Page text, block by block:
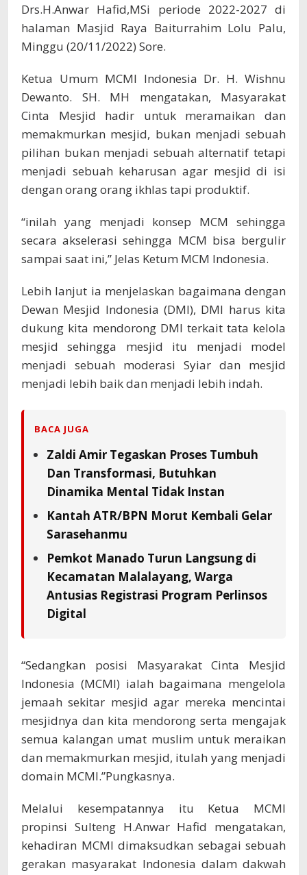
Drs.H.Anwar Hafid,MSi periode 2022-2027 di
halaman Masjid Raya Baiturrahim Lolu Palu,
Minggu (20/11/2022) Sore.
Ketua Umum MCMI Indonesia Dr. H. Wishnu
Dewanto. SH. MH mengatakan, Masyarakat
Cinta Mesjid hadir untuk meramaikan dan
memakmurkan mesjid, bukan menjadi sebuah
pilihan bukan menjadi sebuah alternatif tetapi
menjadi sebuah keharusan agar mesjid di isi
dengan orang orang ikhlas tapi produktif.
“inilah yang menjadi konsep MCM sehingga
secara akselerasi sehingga MCM bisa bergulir
sampai saat ini,” Jelas Ketum MCM Indonesia.
Lebih lanjut ia menjelaskan bagaimana dengan
Dewan Mesjid Indonesia (DMI), DMI harus kita
dukung kita mendorong DMI terkait tata kelola
mesjid sehingga mesjid itu menjadi model
menjadi sebuah moderasi Syiar dan mesjid
menjadi lebih baik dan menjadi lebih indah.
BACA JUGA
Zaldi Amir Tegaskan Proses Tumbuh
Dan Transformasi, Butuhkan
Dinamika Mental Tidak Instan
Kantah ATR/BPN Morut Kembali Gelar
Sarasehanmu
Pemkot Manado Turun Langsung di
Kecamatan Malalayang, Warga
Antusias Registrasi Program Perlinsos
Digital
“Sedangkan posisi Masyarakat Cinta Mesjid
Indonesia (MCMI) ialah bagaimana mengelola
jemaah sekitar mesjid agar mereka mencintai
mesjidnya dan kita mendorong serta mengajak
semua kalangan umat muslim untuk meraikan
dan memakmurkan mesjid, itulah yang menjadi
domain MCMI.”Pungkasnya.
Melalui kesempatannya itu Ketua MCMI
propinsi Sulteng H.Anwar Hafid mengatakan,
kehadiran MCMI dimaksudkan sebagai sebuah
gerakan masyarakat Indonesia dalam dakwah